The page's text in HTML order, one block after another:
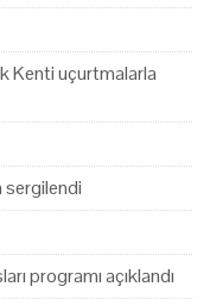
Kenti uçurtmalarla
sergilendi
programı açıklandı